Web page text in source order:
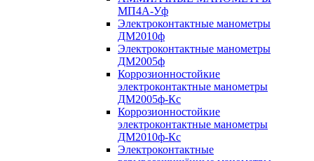
МП4А-Уф
Электроконтактные манометры
ДМ2010ф
Электроконтактные манометры
ДМ2005ф
Коррозионностойкие
электроконтактные манометры
ДМ2005ф-Кс
Коррозионностойкие
электроконтактные манометры
ДМ2010ф-Кс
Электроконтактные